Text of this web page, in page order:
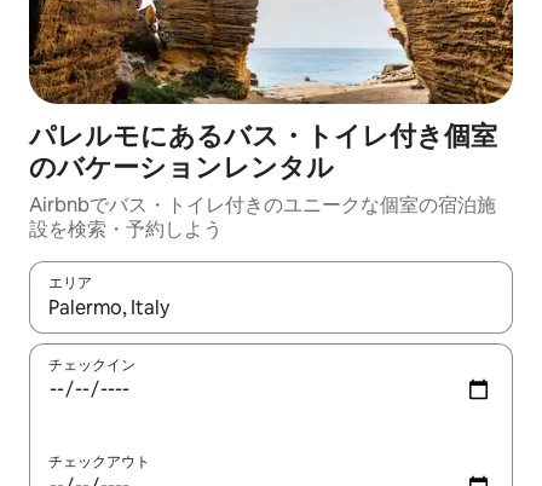
パレルモにあるバス・トイレ付き個室
のバケーションレンタル
Airbnbでバス・トイレ付きのユニークな個室の宿泊施
設を検索・予約しよう
エリア
検索結果が表示されたら、上下の矢印キーを使って移動するか
チェックイン
チェックアウト